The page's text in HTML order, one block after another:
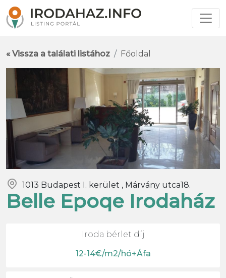
« Vissza a találati listához Főoldal
1013 Budapest I. kerület , Márvány utca18.
Belle Epoqe Irodaház
Iroda bérlet díj
12-14€/m2/hó+Áfa